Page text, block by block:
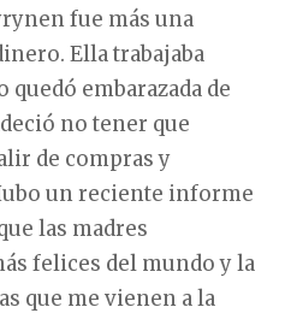
fue más una
Ella trabajaba
quedó embarazada de
no tener que
de compras y
un reciente informe
las madres
felices del mundo y la
que me vienen a la